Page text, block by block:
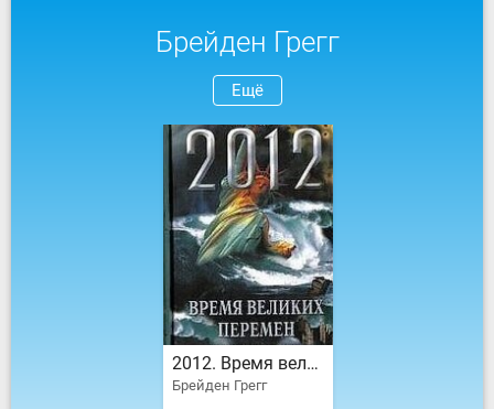
Брейден Грегг
Ещё
2012. Время великих перемен
Брейден Грегг